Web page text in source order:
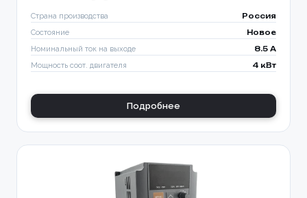
Страна производства Россия
Состояние Новое
Номинальный ток на выходе 8.5 A
Мощность соот. двигателя 4 кВт
Подробнее